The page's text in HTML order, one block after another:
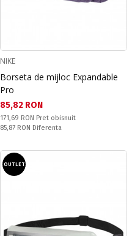
NIKE
Borseta de mijloc Expandable
Pro
Текуща цена:
85,82 RON
Pret obisnuit:
171,69 RON Pret obisnuit
Спестявате:
85,87 RON Diferenta
OUTLET